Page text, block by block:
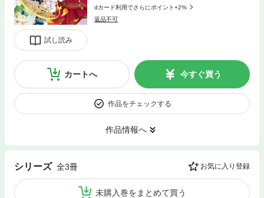
試し読み
dカード利用でさらにポイント+2%
返品不可
カートへ 今すぐ買う
作品をチェックする
作品情報へ
シリーズ 全3冊 お気に入り登録
未購入巻をまとめて買う